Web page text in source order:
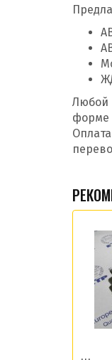
Любой
форме